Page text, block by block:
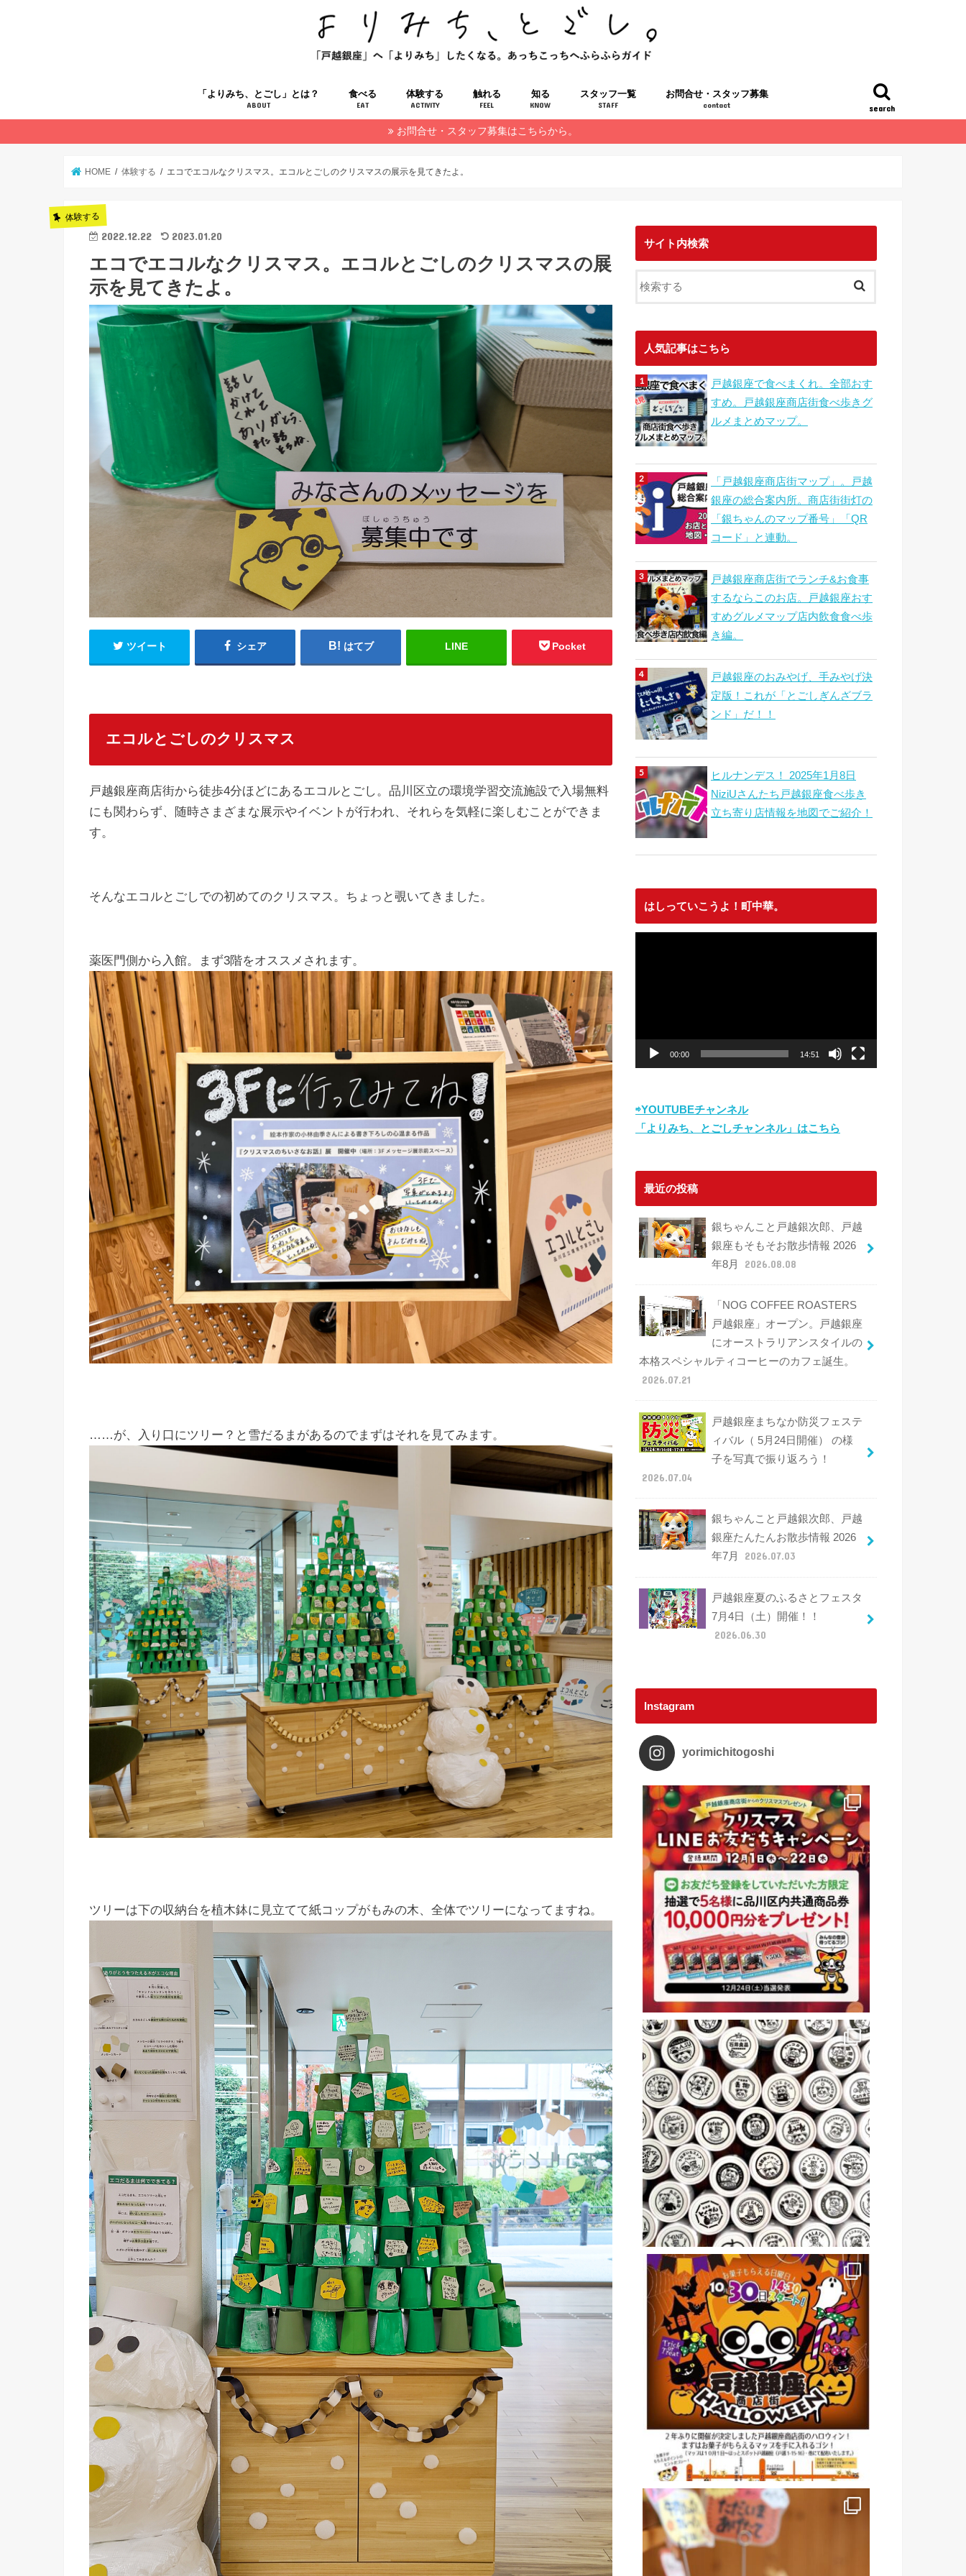
search
「よりみち、とごし」とは？
ABOUT
食べる
EAT
体験する
ACTIVITY
触れる
FEEL
知る
KNOW
スタッフ一覧
STAFF
お問合せ・スタッフ募集
contact
お問合せ・スタッフ募集はこちらから。
HOME 体験する エコでエコルなクリスマス。エコルとごしのクリスマスの展示を見てきたよ。
体験する
2022.12.22 2023.01.20
エコでエコルなクリスマス。エコルとごしのクリスマスの展
示を見てきたよ。
ツイート シェア はてブ LINE Pocket
エコルとごしのクリスマス
戸越銀座商店街から徒歩4分ほどにあるエコルとごし。品川区立の環境学習交流施設で入場無料
にも関わらず、随時さまざまな展示やイベントが行われ、それらを気軽に楽しむことができま
す。
そんなエコルとごしでの初めてのクリスマス。ちょっと覗いてきました。
薬医門側から入館。まず3階をオススメされます。
……が、入り口にツリー？と雪だるまがあるのでまずはそれを見てみます。
ツリーは下の収納台を植木鉢に見立てて紙コップがもみの木、全体でツリーになってますね。
サイト内検索
人気記事はこちら
戸越銀座で食べまくれ。全部おす
すめ。戸越銀座商店街食べ歩きグ
ルメまとめマップ。
「戸越銀座商店街マップ」。戸越
銀座の総合案内所。商店街街灯の
「銀ちゃんのマップ番号」「QR
コード」と連動。
戸越銀座商店街でランチ&お食事
するならこのお店。戸越銀座おす
すめグルメマップ店内飲食食べ歩
き編。
戸越銀座のおみやげ、手みやげ決
定版！これが「とごしぎんざブラ
ンド」だ！！
ヒルナンデス！ 2025年1月8日
NiziUさんたち戸越銀座食べ歩き
立ち寄り店情報を地図でご紹介！
はしっていこうよ！町中華。
00:00 14:51
⇨YOUTUBEチャンネル
「よりみち、とごしチャンネル」はこちら
最近の投稿
銀ちゃんこと戸越銀次郎、戸越
銀座もそもそお散歩情報 2026
年8月
2026.08.08
「NOG COFFEE ROASTERS
戸越銀座」オープン。戸越銀座
にオーストラリアンスタイルの
本格スペシャルティコーヒーのカフェ誕生。
2026.07.21
戸越銀座まちなか防災フェステ
ィバル（ 5月24日開催） の様
子を写真で振り返ろう！
2026.07.04
銀ちゃんこと戸越銀次郎、戸越
銀座たんたんお散歩情報 2026
年7月
2026.07.03
戸越銀座夏のふるさとフェスタ
7月4日（土）開催！！
2026.06.30
Instagram
yorimichitogoshi